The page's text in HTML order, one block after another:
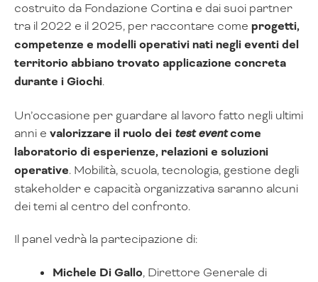
costruito da Fondazione Cortina e dai suoi partner
tra il 2022 e il 2025, per raccontare come progetti,
competenze e modelli operativi nati negli eventi del
territorio abbiano trovato applicazione concreta
durante i Giochi.
Un’occasione per guardare al lavoro fatto negli ultimi
anni e valorizzare il ruolo dei test eventcome
laboratorio di esperienze, relazioni e soluzioni
operative. Mobilità, scuola, tecnologia, gestione degli
stakeholder e capacità organizzativa saranno alcuni
dei temi al centro del confronto.
Il panel vedrà la partecipazione di:
Michele Di Gallo, Direttore Generale di